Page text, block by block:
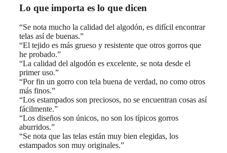
Lo que importa es lo que dicen
“Se nota mucho la calidad del algodón, es difícil encontrar
telas así de buenas.”
“El tejido es más grueso y resistente que otros gorros que
he probado.”
“La calidad del algodón es excelente, se nota desde el
primer uso.”
“Por fin un gorro con tela buena de verdad, no como otros
más finos.”
“Los estampados son preciosos, no se encuentran cosas así
fácilmente.”
“Los diseños son únicos, no son los típicos gorros
aburridos.”
“Se nota que las telas están muy bien elegidas, los
estampados son muy originales.”